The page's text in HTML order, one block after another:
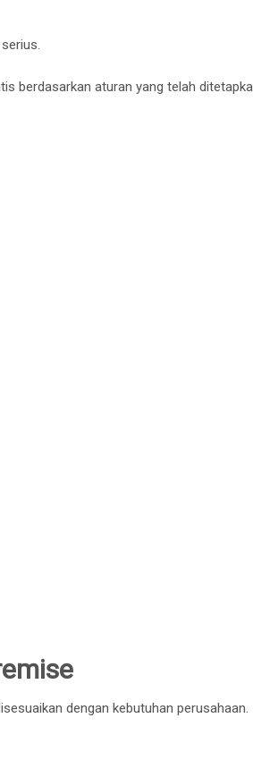
berdasarkan aturan yang telah
dengan kebutuhan perusahaan.